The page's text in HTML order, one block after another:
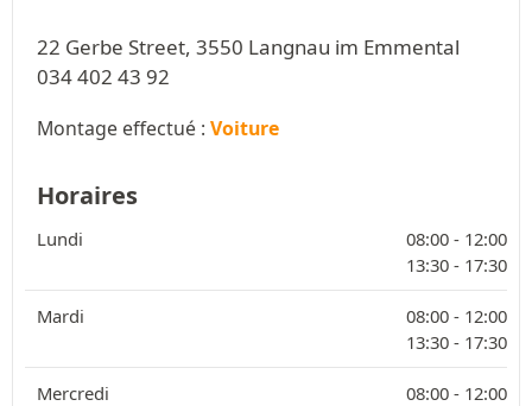
22 Gerbe Street, 3550 Langnau im Emmental
034 402 43 92
Montage effectué : Voiture
Horaires
Lundi 08:00 - 12:00
13:30 - 17:30
Mardi 08:00 - 12:00
13:30 - 17:30
Mercredi 08:00 - 12:00